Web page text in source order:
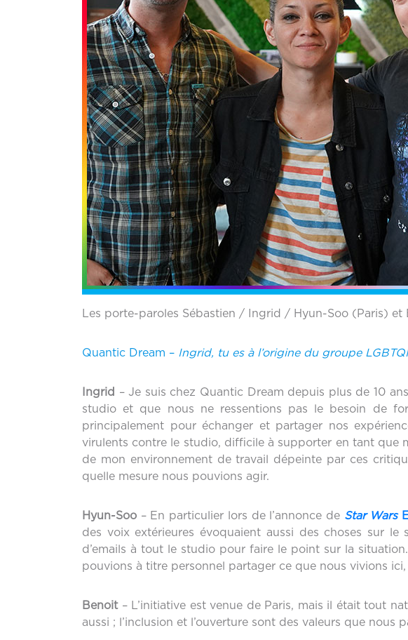
Les porte-paroles Sébastien / Ingrid / Hyun-Soo (Paris) et
Quantic Dream – Ingrid, tu es à l’origine du groupe
Ingrid – Je suis chez Quantic Dream depuis plus de 10
studio et que nous ne ressentions pas le besoin de
principalement pour échanger et partager nos
virulents contre le studio, difficile à supporter en tant que
de mon environnement de travail dépeinte par ces
quelle mesure nous pouvions agir.
Hyun-Soo – En particulier lors de l’annonce de Star Wars
des voix extérieures évoquaient aussi des choses sur
d’emails à tout le studio pour faire le point sur la
pouvions à titre personnel partager ce que nous vivions
Benoit – L’initiative est venue de Paris, mais il était tout
aussi ; l’inclusion et l’ouverture sont des valeurs que nous